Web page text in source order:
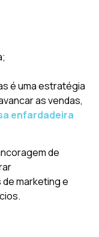
é uma estratégia
as vendas,
enfardadeira
de
marketing e